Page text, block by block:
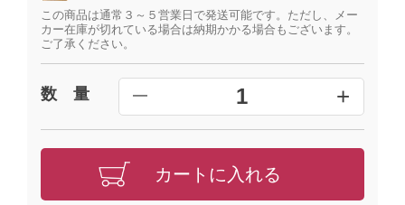
この商品は通常３～５営業日で発送可能です。ただし、メー
カー在庫が切れている場合は納期かかる場合もございます。
ご了承ください。
数 量 ━ 1 +
カートに入れる